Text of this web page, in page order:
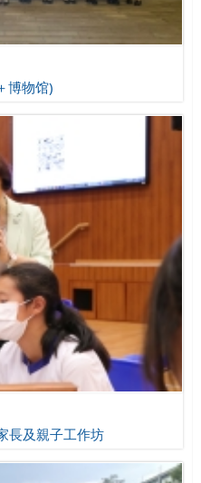
博物馆)
長及親子工作坊